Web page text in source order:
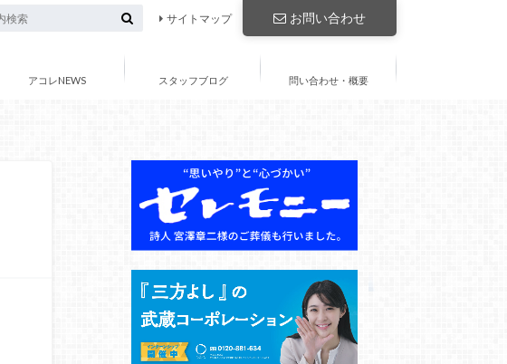
お問い合わせ
サイトマップ
アコレNEWS スタッフブログ 問い合わせ・概要